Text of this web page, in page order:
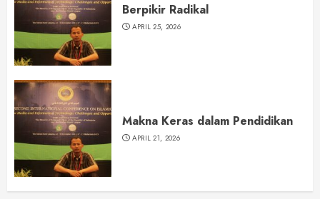
Berpikir Radikal
APRIL 25, 2026
Makna Keras dalam Pendidikan
APRIL 21, 2026